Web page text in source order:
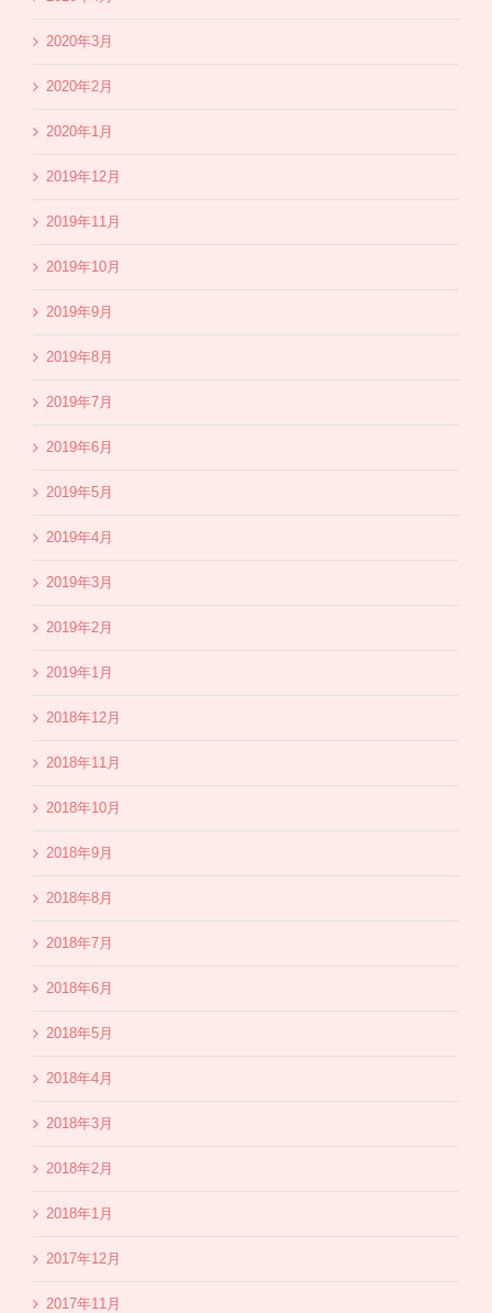
2020年3月
2020年2月
2020年1月
2019年12月
2019年11月
2019年10月
2019年9月
2019年8月
2019年7月
2019年6月
2019年5月
2019年4月
2019年3月
2019年2月
2019年1月
2018年12月
2018年11月
2018年10月
2018年9月
2018年8月
2018年7月
2018年6月
2018年5月
2018年4月
2018年3月
2018年2月
2018年1月
2017年12月
2017年11月